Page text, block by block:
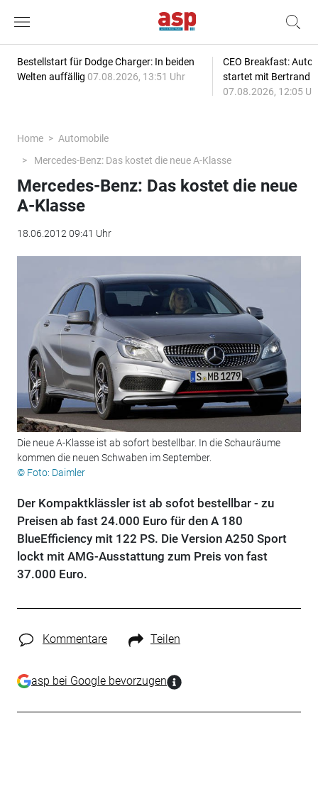
Bestellstart für Dodge Charger: In beiden
Welten auffällig 07.08.2026, 13:51 Uhr
CEO Breakfast:
startet mit Bertrand
07.08.2026, 12:05
Home
Automobile
Mercedes-Benz: Das kostet die neue A-Klasse
Mercedes-Benz: Das kostet die neue
A-Klasse
18.06.2012 09:41 Uhr
Die neue A-Klasse ist ab sofort bestellbar. In die Schauräume
kommen die neuen Schwaben im September.
© Foto: Daimler
Der Kompaktklässler ist ab sofot bestellbar - zu
Preisen ab fast 24.000 Euro für den A 180
BlueEfficiency mit 122 PS. Die Version A250 Sport
lockt mit AMG-Ausstattung zum Preis von fast
37.000 Euro.
Kommentare Teilen
asp bei Google bevorzugen